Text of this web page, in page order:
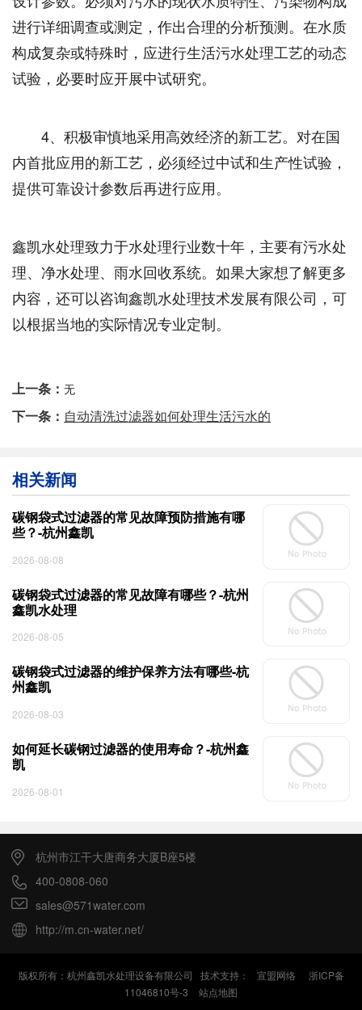
进行详细调查或测定，作出合理的分析预测。在水质
构成复杂或特殊时，应进行生活污水处理工艺的动态
试验，必要时应开展中试研究。
4、积极审慎地采用高效经济的新工艺。对在国
内首批应用的新工艺，必须经过中试和生产性试验，
提供可靠设计参数后再进行应用。
鑫凯水处理致力于水处理行业数十年，主要有污水处
理、净水处理、雨水回收系统。如果大家想了解更多
内容，还可以咨询鑫凯水处理技术发展有限公司，可
以根据当地的实际情况专业定制。
上一条： 无
下一条： 自动清洗过滤器如何处理生活污水的
相关新闻
碳钢袋式过滤器的常见故障预防措施有哪
些？-杭州鑫凯
2026-08-08
碳钢袋式过滤器的常见故障有哪些？-杭州
鑫凯水处理
2026-08-05
碳钢袋式过滤器的维护保养方法有哪些-杭
州鑫凯
2026-08-03
如何延长碳钢过滤器的使用寿命？-杭州鑫
凯
2026-08-01
杭州市江干大唐商务大厦B座5楼
400-0808-060
sales@571water.com
http://m.cn-water.net/
版权所有：杭州鑫凯水处理设备有限公司 技术支持： 宣盟网络
浙ICP备
11046810号-3
站点地图